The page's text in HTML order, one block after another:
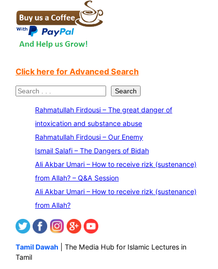
Click here for Advanced Search
S
Search
Rahmatullah Firdousi – The great danger of
intoxication and substance abuse
Rahmatullah Firdousi – Our Enemy
Ismail Salafi – The Dangers of Bidah
Ali Akbar Umari – How to receive rizk (sustenance)
from Allah? – Q&A Session
Ali Akbar Umari – How to receive rizk (sustenance)
from Allah?
Tamil Dawah | The Media Hub for Islamic Lectures in
Tamil